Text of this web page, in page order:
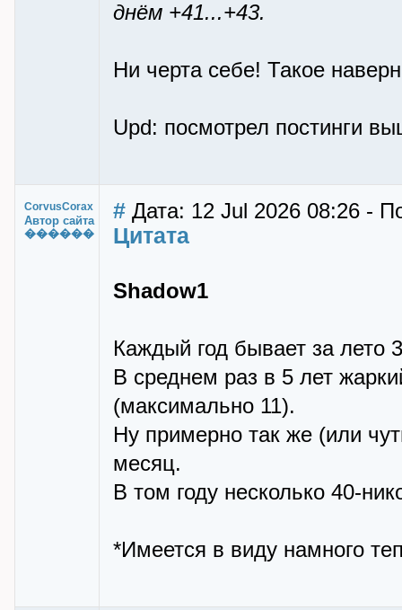
днём +41...+43.
Ни черта себе! Такое
Upd: посмотрел постинги
CorvusCorax
Автор сайта
������
# Дата: 12 Jul 2026 08:26 -
Цитата
Shadow1
Каждый год бывает за лето
В среднем раз в 5 лет
(максимально 11).
Ну примерно так же (или
месяц.
В том году несколько 40-
*Имеется в виду намного